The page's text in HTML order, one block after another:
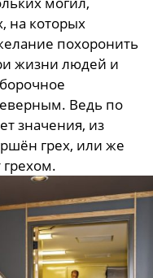
на которых
похоронить
жизни людей и
Ведь по
значения, из
грех, или же